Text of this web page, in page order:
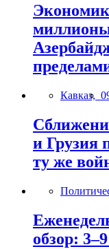
Кавказ,
и Грузия
ту же
обзор: